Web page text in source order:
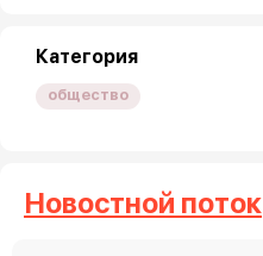
Категория
общество
Новостной поток